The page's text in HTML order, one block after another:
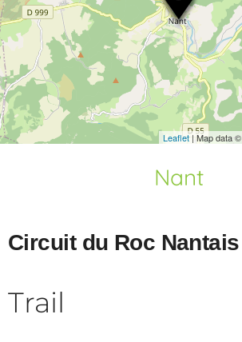
Leaflet| Map data ©
Nant
Circuit du Roc Nantais
Trail